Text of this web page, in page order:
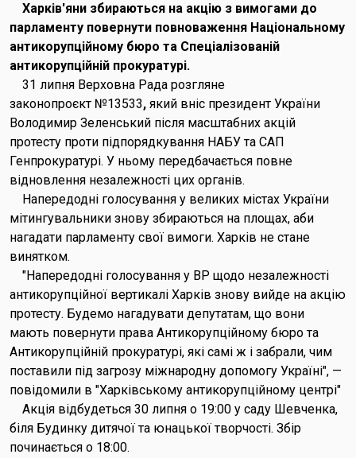
Харків'яни збираються на акцію з вимогами до
парламенту повернути повноваження Національному
антикорупційному бюро та Спеціалізованій
антикорупційній прокуратурі.
31 липня Верховна Рада розгляне
законопроєкт №13533, який вніс президент України
Володимир Зеленський після масштабних акцій
протесту проти підпорядкування НАБУ та САП
Генпрокуратурі. У ньому передбачається повне
відновлення незалежності цих органів.
Напередодні голосування у великих містах України
мітингувальники знову збираються на площах, аби
нагадати парламенту свої вимоги. Харків не стане
винятком.
"Напередодні голосування у ВР щодо незалежності
антикорупційної вертикалі Харків знову вийде на акцію
протесту. Будемо нагадувати депутатам, що вони
мають повернути права Антикорупційному бюро та
Антикорупційній прокуратурі, які самі ж і забрали, чим
поставили під загрозу міжнародну допомогу Україні", —
повідомили в "Харківському антикорупційному центрі"
Акція відбудеться 30 липня о 19:00 у саду Шевченка,
біля Будинку дитячої та юнацької творчості. Збір
починається о 18:00.